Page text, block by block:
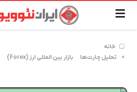
خانه
تحلیل چارت‌ها
بازار بین المللی ارز (Forex)